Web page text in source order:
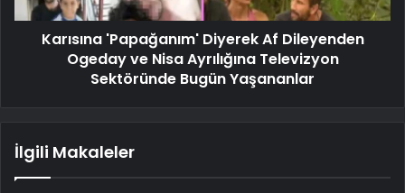
Karısına 'Papağanım' Diyerek Af Dileyenden
Ogeday ve Nisa Ayrılığına Televizyon
Sektöründe Bugün Yaşananlar
İlgili Makaleler